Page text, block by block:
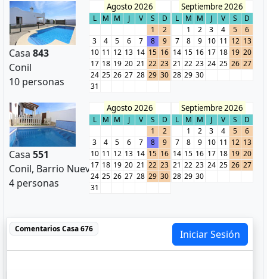
Casa 843
Conil
10 personas
Agosto 2026
L M M J V S
D
1
2
3
4 5 6 7 8
9
10 11 12 13 14 15 16
17 18 19 20 21 22 23
24 25 26 27 28 29 30
31
Septiembre 2026
L M M J V S
D
1
2 3 4 5
6
7
8 9 10 11 12 13
14 15 16 17 18 19 20
21 22 23 24 25 26 27
28 29 30
Casa 551
Conil, Barrio Nuevo
4 personas
Agosto 2026
L M M J V S
D
1
2
3
4 5 6 7 8
9
10 11 12 13 14 15 16
17 18 19 20 21 22 23
24 25 26 27 28 29 30
31
Septiembre 2026
L M M J V S
D
1
2 3 4 5
6
7
8 9 10 11 12 13
14 15 16 17 18 19 20
21 22 23 24 25 26 27
28 29 30
ComentariosCasa 676 Iniciar Sesión